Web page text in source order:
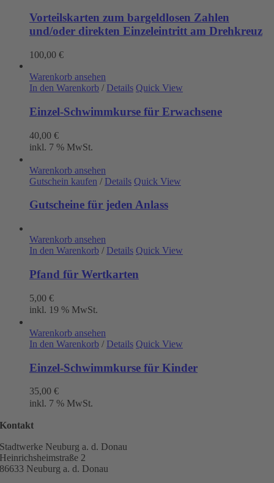
Vorteilskarten zum bargeldlosen Zahlen
und/oder direkten Einzeleintritt am Drehkreuz
100,00 €
Warenkorb ansehen
In den Warenkorb / Details Quick View
Einzel-Schwimmkurse für Erwachsene
40,00 €
inkl. 7 % MwSt.
Warenkorb ansehen
Gutschein kaufen / Details Quick View
Gutscheine für jeden Anlass
Warenkorb ansehen
In den Warenkorb / Details Quick View
Pfand für Wertkarten
5,00 €
inkl. 19 % MwSt.
Warenkorb ansehen
In den Warenkorb / Details Quick View
Einzel-Schwimmkurse für Kinder
35,00 €
inkl. 7 % MwSt.
Kontakt
Stadtwerke Neuburg a. d. Donau
Heinrichsheimstraße 2
86633 Neuburg a. d. Donau